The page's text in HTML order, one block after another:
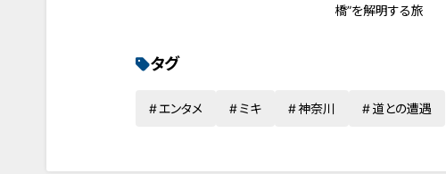
橋”を解明する旅
タグ
エンタメ ミキ 神奈川 道との遭遇